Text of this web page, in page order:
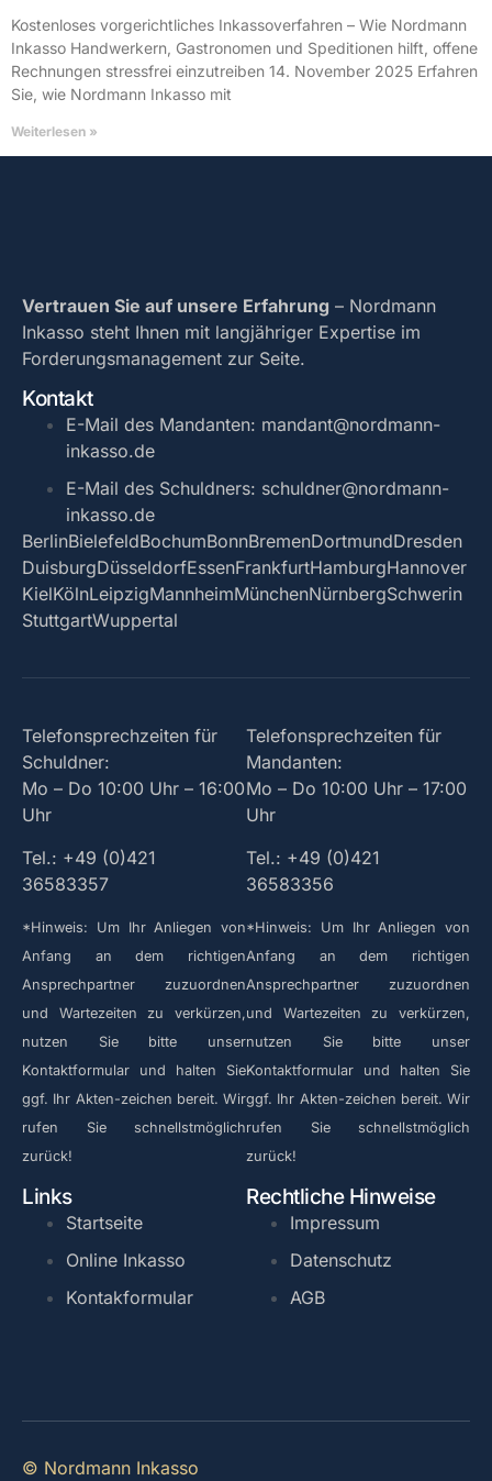
Kostenloses vorgerichtliches Inkassoverfahren – Wie Nordmann
Inkasso Handwerkern, Gastronomen und Speditionen hilft, offene
Rechnungen stressfrei einzutreiben 14. November 2025 Erfahren
Sie, wie Nordmann Inkasso mit
Weiterlesen »
Vertrauen Sie auf unsere Erfahrung – Nordmann
Inkasso steht Ihnen mit langjähriger Expertise im
Forderungsmanagement zur Seite.
Kontakt
E-Mail des Mandanten: mandant@nordmann-
inkasso.de
E-Mail des Schuldners: schuldner@nordmann-
inkasso.de
BerlinBielefeldBochumBonnBremenDortmundDresden
DuisburgDüsseldorfEssenFrankfurtHamburgHannover
KielKölnLeipzigMannheimMünchenNürnbergSchwerin
StuttgartWuppertal
Telefonsprechzeiten für
Schuldner:
Mo – Do 10:00 Uhr – 16:00
Uhr
Tel.: +49 (0)421
36583357
*Hinweis: Um Ihr Anliegen von
Anfang an dem richtigen
Ansprechpartner zuzuordnen
und Wartezeiten zu verkürzen,
nutzen Sie bitte unser
Kontaktformular und halten Sie
ggf. Ihr Akten-zeichen bereit. Wir
rufen Sie schnellstmöglich
zurück!
Telefonsprechzeiten für
Mandanten:
Mo – Do 10:00 Uhr – 17:00
Uhr
Tel.: +49 (0)421
36583356
*Hinweis: Um Ihr Anliegen von
Anfang an dem richtigen
Ansprechpartner zuzuordnen
und Wartezeiten zu verkürzen,
nutzen Sie bitte unser
Kontaktformular und halten Sie
ggf. Ihr Akten-zeichen bereit. Wir
rufen Sie schnellstmöglich
zurück!
Links
Startseite
Online Inkasso
Kontakformular
Rechtliche Hinweise
Impressum
Datenschutz
AGB
© Nordmann Inkasso